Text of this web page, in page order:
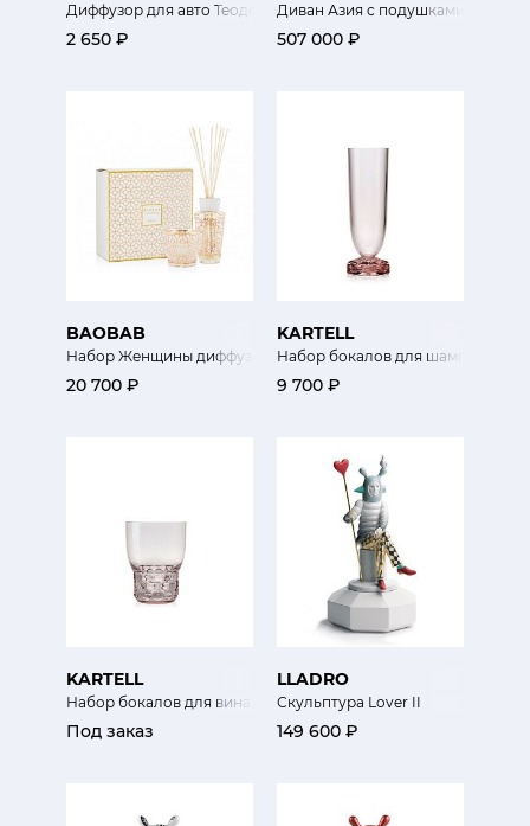
Диффузор для авто Теодоро золотой
2 650 ₽
Диван Азия с подушками
507 000 ₽
BAOBAB
Набор Женщины диффузор 250 мл, свеча 190 г
20 700 ₽
KARTELL
Набор бокалов для
9 700 ₽
KARTELL
Набор бокалов для вина 4шт Коллекция Желе
Под заказ
LLADRO
Скульптура Lover II
149 600 ₽